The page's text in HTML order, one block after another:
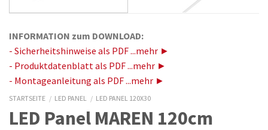
INFORMATION zum DOWNLOAD:
- Sicherheitshinweise als PDF ...mehr ►
- Produktdatenblatt als PDF ...mehr ►
- Montageanleitung als PDF ...mehr ►
STARTSEITE / LED PANEL / LED PANEL 120X30
LED Panel MAREN 120cm